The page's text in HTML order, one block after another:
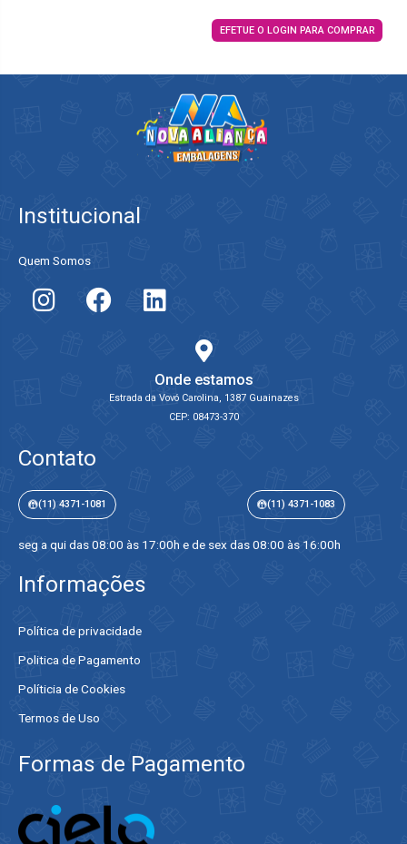
EFETUE O LOGIN PARA COMPRAR
Institucional
Quem Somos
Onde estamos
Estrada da Vovó Carolina, 1387 Guainazes
CEP: 08473-370
Contato
(11) 4371-1081 (11) 4371-1083
seg a qui das 08:00 às 17:00h e de sex das 08:00 às 16:00h
Informações
Política de privacidade
Politica de Pagamento
Políticia de Cookies
Termos de Uso
Formas de Pagamento